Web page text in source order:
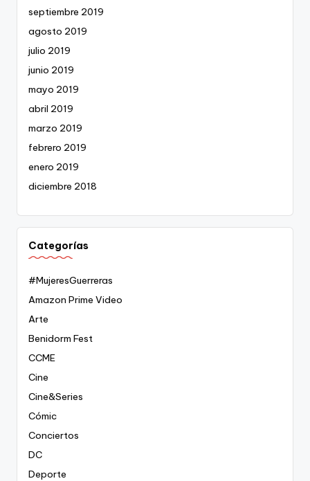
septiembre 2019
agosto 2019
julio 2019
junio 2019
mayo 2019
abril 2019
marzo 2019
febrero 2019
enero 2019
diciembre 2018
Categorías
#MujeresGuerreras
Amazon Prime Video
Arte
Benidorm Fest
CCME
Cine
Cine&Series
Cómic
Conciertos
DC
Deporte